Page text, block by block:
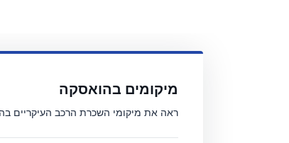
מיקומים בהואסקה
ראה את מיקומי השכרת הרכב העיקריים